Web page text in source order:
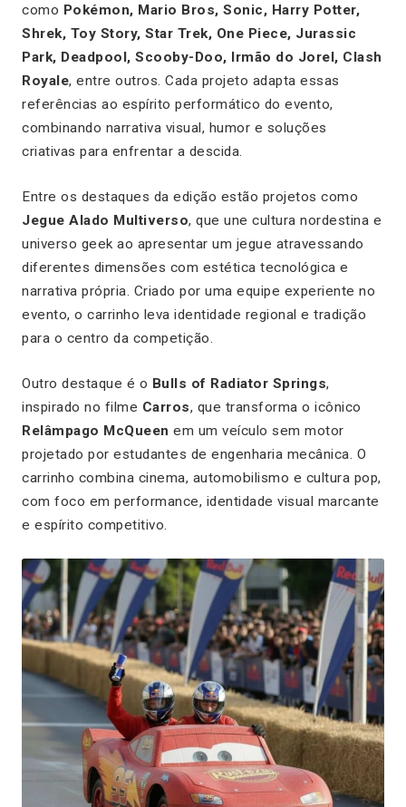
como Pokémon, Mario Bros, Sonic, Harry Potter,
Shrek, Toy Story, Star Trek, One Piece, Jurassic
Park, Deadpool, Scooby-Doo, Irmão do Jorel, Clash
Royale, entre outros. Cada projeto adapta essas
referências ao espírito performático do evento,
combinando narrativa visual, humor e soluções
criativas para enfrentar a descida.
Entre os destaques da edição estão projetos como
Jegue Alado Multiverso, que une cultura nordestina e
universo geek ao apresentar um jegue atravessando
diferentes dimensões com estética tecnológica e
narrativa própria. Criado por uma equipe experiente no
evento, o carrinho leva identidade regional e tradição
para o centro da competição.
Outro destaque é o Bulls of Radiator Springs,
inspirado no filme Carros, que transforma o icônico
Relâmpago McQueen em um veículo sem motor
projetado por estudantes de engenharia mecânica. O
carrinho combina cinema, automobilismo e cultura pop,
com foco em performance, identidade visual marcante
e espírito competitivo.